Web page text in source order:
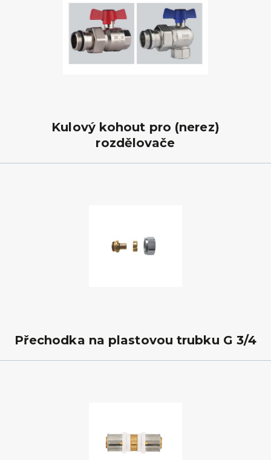
Kulový kohout pro (nerez)
rozdělovače
Přechodka na plastovou trubku G 3/4